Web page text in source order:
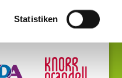
Statistiken